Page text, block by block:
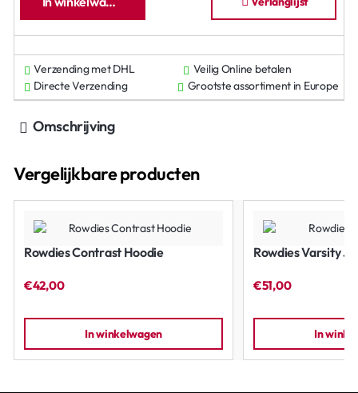
Verzending met DHL
Veilig Online betalen
Directe Verzending
Grootste assortiment in Europe
Omschrijving
Vergelijkbare producten
Rowdies Contrast Hoodie
€42,00
In winkelwagen
Rowdies Varsity
€51,00
In